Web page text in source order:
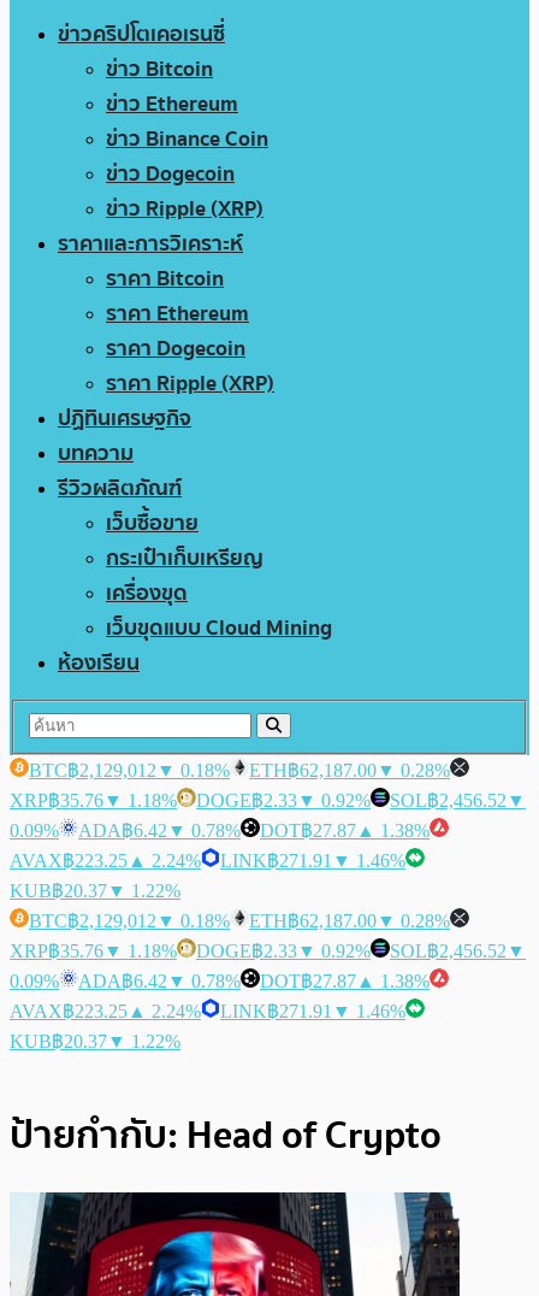
ข่าวคริปโตเคอเรนซี่
ข่าว Bitcoin
ข่าว Ethereum
ข่าว Binance Coin
ข่าว Dogecoin
ข่าว Ripple (XRP)
ราคาและการวิเคราะห์
ราคา Bitcoin
ราคา Ethereum
ราคา Dogecoin
ราคา Ripple (XRP)
ปฏิทินเศรษฐกิจ
บทความ
รีวิวผลิตภัณฑ์
เว็บซื้อขาย
กระเป๋าเก็บเหรียญ
เครื่องขุด
เว็บขุดแบบ Cloud Mining
ห้องเรียน
BTC฿2,129,012 ▼ 0.18% ETH฿62,187.00▼ 0.28%
XRP฿35.76▼ 1.18% DOGE฿2.33▼ 0.92% SOL฿2,456.52 ▼
0.09%
ADA฿6.42 ▼ 0.78% DOT฿27.87 ▲ 1.38%
AVAX฿223.25 ▲ 2.24% LINK฿271.91 ▼ 1.46%
KUB฿20.37▼ 1.22%
BTC฿2,129,012 ▼ 0.18% ETH฿62,187.00▼ 0.28%
XRP฿35.76▼ 1.18% DOGE฿2.33▼ 0.92% SOL฿2,456.52 ▼
0.09%
ADA฿6.42 ▼ 0.78% DOT฿27.87 ▲ 1.38%
AVAX฿223.25 ▲ 2.24% LINK฿271.91 ▼ 1.46%
KUB฿20.37▼ 1.22%
ป้ายกำกับ: Head of Crypto